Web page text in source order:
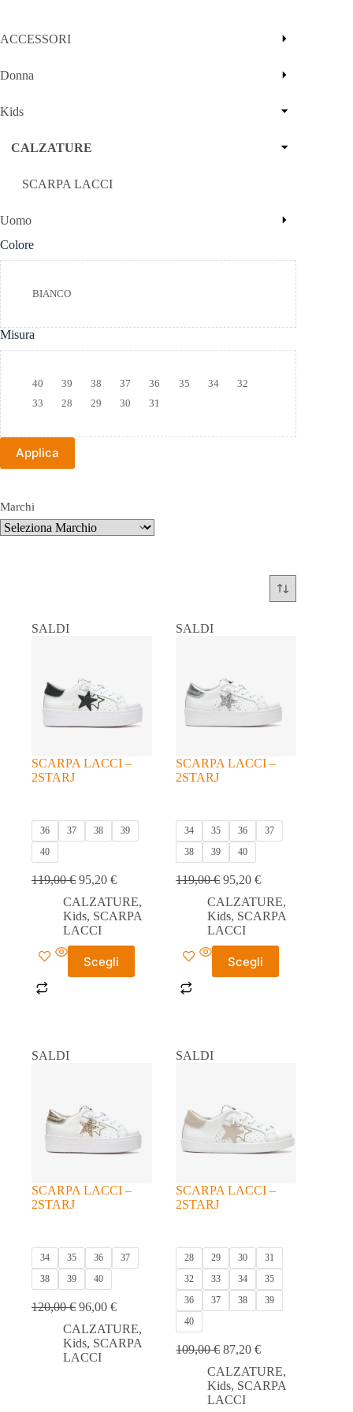
SALDI
SCARPA LACCI –
2STARJ
36 37 38
39
40
119,00€ 95,20 €
CALZATURE,
Kids, SCARPA
LACCI
Scegli
Questo
prodotto
più
possono
pagina
prodotto
SALDI
SCARPA LACCI –
2STARJ
34 35 36
37
38
39 40
119,00€ 95,20€
CALZATURE,
Kids, SCARPA
LACCI
Scegli
Questo
prodotto
più
possono
pagina
del
prodotto
SALDI
SCARPA LACCI –
2STARJ
34 35 36
37
38
39 40
120,00€ 96,00 €
CALZATURE,
Kids, SCARPA
LACCI
SALDI
SCARPA LACCI –
2STARJ
28 29 30
31
32
33 34
35
36
37 38
39
40
109,00€ 87,20€
CALZATURE,
Kids, SCARPA
LACCI
ACCESSORI
Donna
Kids
CALZATURE
SCARPA LACCI
Uomo
Colore
Colore
BIANCO
Misura
Taglia
40 39 38 37 36 35 34
32
33
28 29 30 31
Applica
Marchi